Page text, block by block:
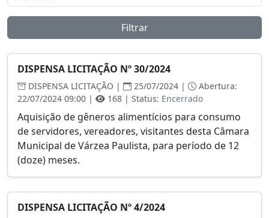
Filtrar
DISPENSA LICITAÇÃO Nº 30/2024
DISPENSA LICITAÇÃO | 25/07/2024 |
Abertura:
22/07/2024 09:00 |
168 | Status: Encerrado
Aquisição de gêneros alimentícios para consumo
de servidores, vereadores, visitantes desta Câmara
Municipal de Várzea Paulista, para período de 12
(doze) meses.
DISPENSA LICITAÇÃO Nº 4/2024